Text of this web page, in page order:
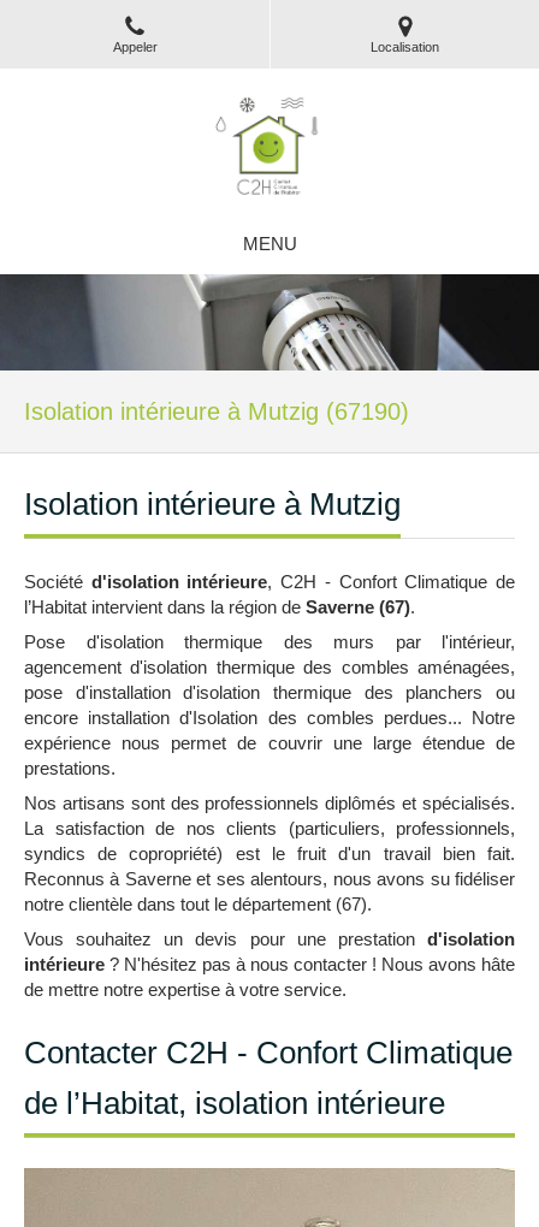
Appeler Localisation
MENU
Isolation intérieure à Mutzig (67190)
Isolation intérieure à Mutzig
Société d'isolation intérieure, C2H - Confort Climatique de
l’Habitat intervient dans la région de Saverne (67).
Pose d'isolation thermique des murs par l'intérieur,
agencement d'isolation thermique des combles aménagées,
pose d'installation d'isolation thermique des planchers ou
encore installation d'Isolation des combles perdues... Notre
expérience nous permet de couvrir une large étendue de
prestations.
Nos artisans sont des professionnels diplômés et spécialisés.
La satisfaction de nos clients (particuliers, professionnels,
syndics de copropriété) est le fruit d'un travail bien fait.
Reconnus à Saverne et ses alentours, nous avons su fidéliser
notre clientèle dans tout le département (67).
Vous souhaitez un devis pour une prestationd'isolation
intérieure ? N'hésitez pas à nous contacter ! Nous avons hâte
de mettre notre expertise à votre service.
Contacter C2H - Confort Climatique
de l’Habitat, isolation intérieure